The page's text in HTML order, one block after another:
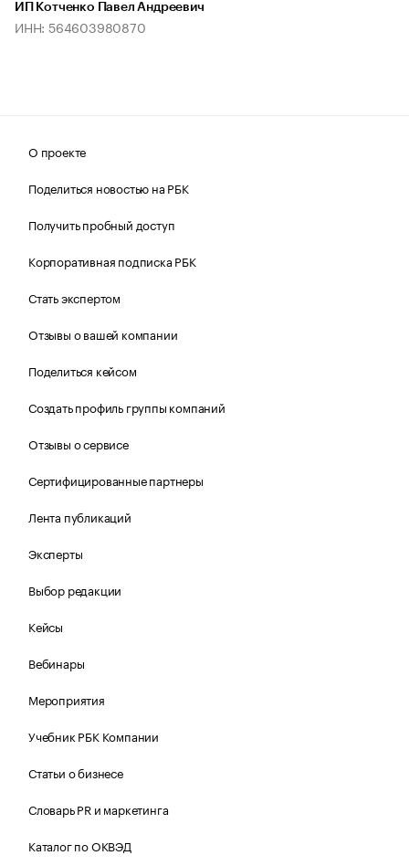
ИП Котченко Павел Андреевич
ИНН: 564603980870
О проекте
Поделиться новостью на РБК
Получить пробный доступ
Корпоративная подписка РБК
Стать экспертом
Отзывы о вашей компании
Поделиться кейсом
Создать профиль группы компаний
Отзывы о сервисе
Сертифицированные партнеры
Лента публикаций
Эксперты
Выбор редакции
Кейсы
Вебинары
Мероприятия
Учебник РБК Компании
Статьи о бизнесе
Словарь PR и маркетинга
Каталог по ОКВЭД